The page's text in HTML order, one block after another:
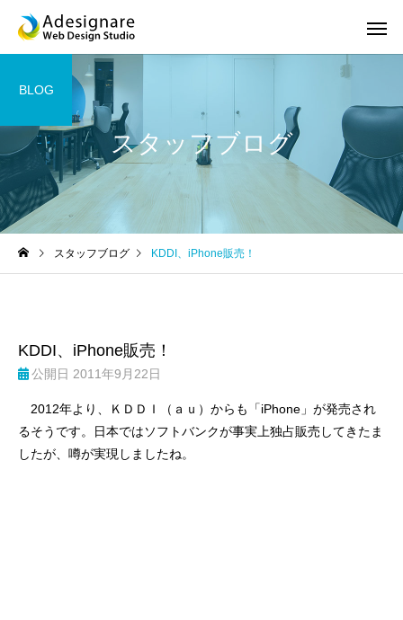
ホームページ制作 スマホサ
スタッフブログ
BLOG
スタッフブログ KDDI、iPhone販売！
KDDI、iPhone販売！
公開日 2011年9月22日
2012年より、ＫＤＤＩ（ａｕ）からも「iPhone」が発売され
るそうです。日本ではソフトバンクが事実上独占販売してきたま
したが、噂が実現しましたね。